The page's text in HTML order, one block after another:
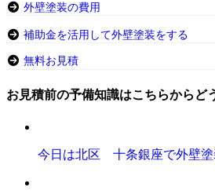
外壁塗装の費用
補助金を活用して外壁塗装をする
無料お見積
お見積前の予備知識はこちらからど
今日は北区 十条銀座で外壁塗